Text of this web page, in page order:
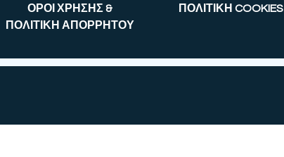
ΟΡΟΙ ΧΡΗΣΗΣ &
ΠΟΛΙΤΙΚΗ ΑΠΟΡΡΗΤΟΥ
ΠΟΛΙΤΙΚΗ COOKIES